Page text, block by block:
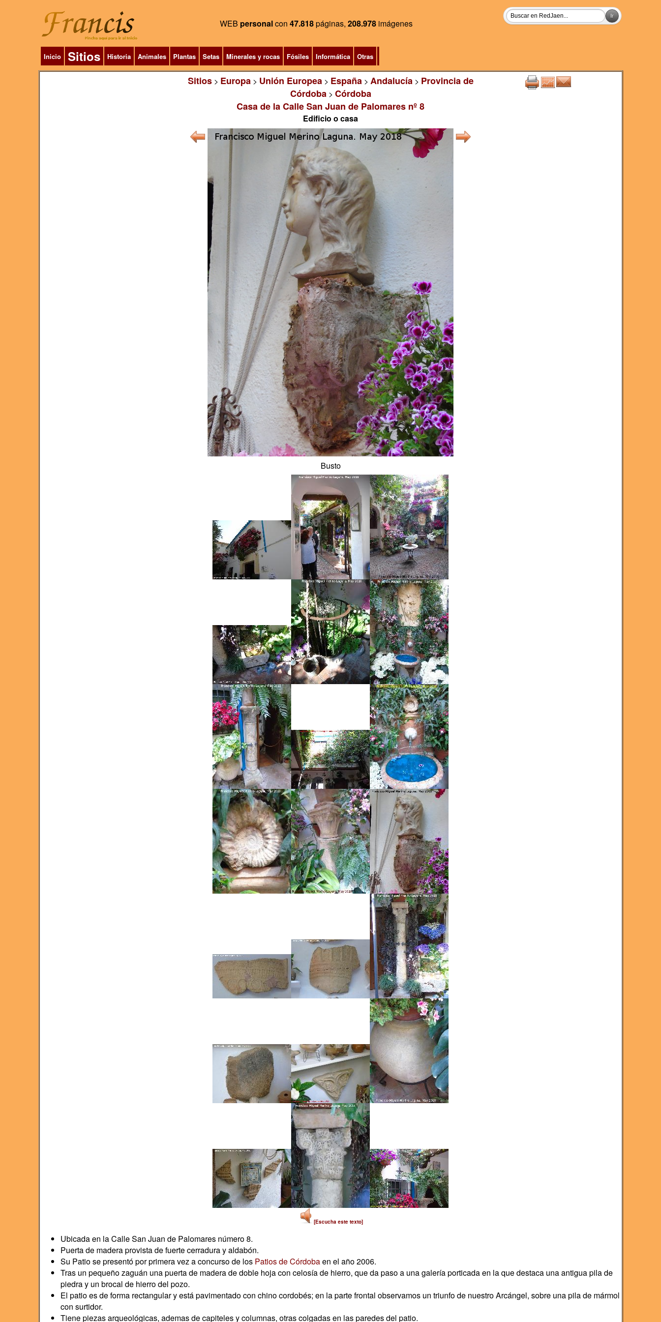
WEB personalcon 47.818páginas, 208.978 imágenes
Inicio Sitios Historia Animales Plantas Setas Minerales y rocas Fósiles Informática Otras
Sitios> Europa> Unión Europea> España> Andalucía> Provincia de
Córdoba> Córdoba
Casa de la Calle San Juan de Palomares nº 8
Edificio o casa
Busto
[Escucha este texto]
Ubicada en la Calle San Juan de Palomares número 8.
Puerta de madera provista de fuerte cerradura y aldabón.
Su Patio se presentó por primera vez a concurso de los Patios de Córdobaen el año 2006.
Tras un pequeño zaguán una puerta de madera de doble hoja con celosía de hierro, que da paso a una galería porticada en la que destaca una antigua pila de
piedra y un brocal de hierro del pozo.
El patio es de forma rectangular y está pavimentado con chino cordobés; en la parte frontal observamos un triunfo de nuestro Arcángel, sobre una pila de mármol
con surtidor.
Tiene piezas arqueológicas, ademas de capiteles y columnas, otras colgadas en las paredes del patio.